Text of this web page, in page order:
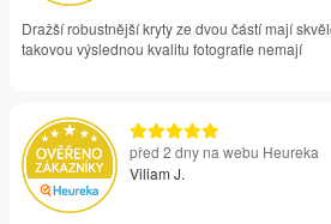
Dražší robustnější kryty ze dvou částí mají
takovou výslednou kvalitu fotografie nemají
před 2 dny na webu Heureka
Viliam J.